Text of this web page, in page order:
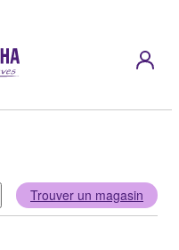
Trouver un magasin